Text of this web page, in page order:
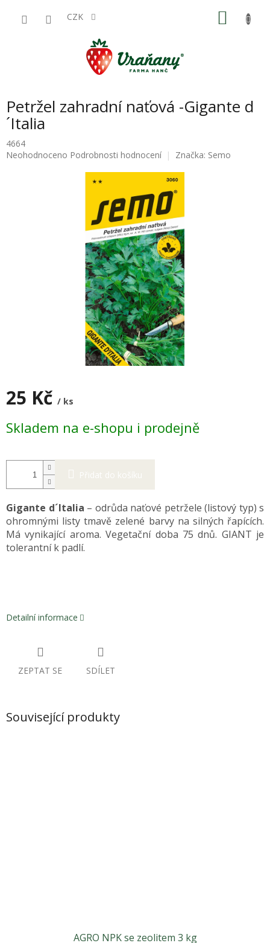
CZK
Petržel zahradní naťová -Gigante d
´Italia
4664
Průměrné
Neohodnoceno Podrobnosti hodnocení Značka: Semo
25 Kč / ks
cena:
Skladem na e-shopu i prodejně
Přidat do košíku
Gigante d´Italia – odrůda naťové petržele (listový typ) s
ohromnými listy tmavě zelené barvy na silných řapících.
Má vynikající aroma. Vegetační doba 75 dnů. GIANT je
tolerantní k padlí.
Detailní informace
ZEPTAT SE SDÍLET
Související produkty
AGRO NPK se zeolitem 3 kg